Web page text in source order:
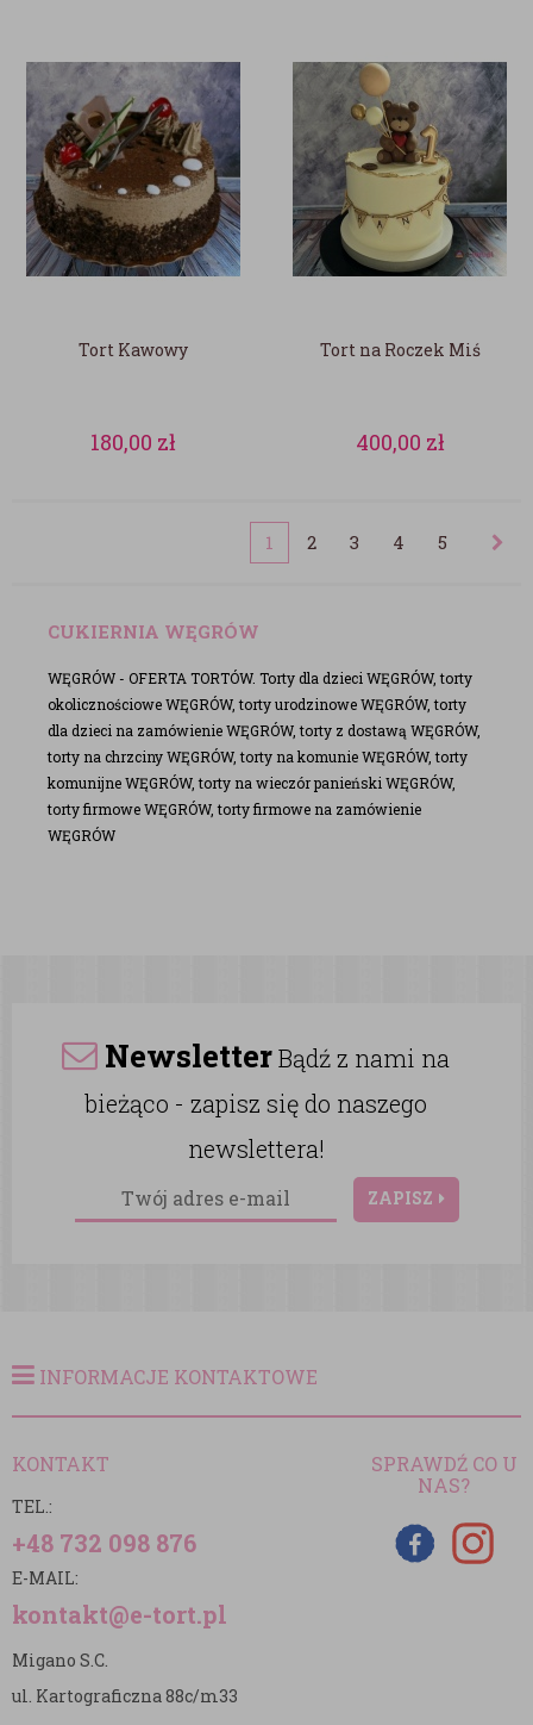
Tort Kawowy
180,00 zł
Tort na Roczek Miś
400,00 zł
1 2 3 4 5
CUKIERNIA WĘGRÓW
WĘGRÓW - OFERTA TORTÓW. Torty dla dzieci WĘGRÓW, torty
okolicznościowe WĘGRÓW, torty urodzinowe WĘGRÓW, torty
dla dzieci na zamówienie WĘGRÓW, torty z dostawą WĘGRÓW,
torty na chrzciny WĘGRÓW, torty na komunie WĘGRÓW, torty
komunijne WĘGRÓW, torty na wieczór panieński WĘGRÓW,
torty firmowe WĘGRÓW, torty firmowe na zamówienie
WĘGRÓW
NewsletterBądź z nami na
bieżąco - zapisz się do naszego
newslettera!
ZAPISZ
INFORMACJE KONTAKTOWE
KONTAKT
TEL.:
+48 732 098 876
E-MAIL:
kontakt@e-tort.pl
Migano S.C.
ul. Kartograficzna 88c/m33
SPRAWDŹ CO U
NAS?